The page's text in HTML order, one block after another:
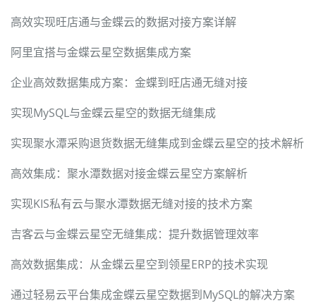
高效实现旺店通与金蝶云的数据对接方案详解
阿里宜搭与金蝶云星空数据集成方案
企业高效数据集成方案：金蝶到旺店通无缝对接
实现MySQL与金蝶云星空的数据无缝集成
实现聚水潭采购退货数据无缝集成到金蝶云星空的技术解析
高效集成：聚水潭数据对接金蝶云星空方案解析
实现KIS私有云与聚水潭数据无缝对接的技术方案
吉客云与金蝶云星空无缝集成：提升数据管理效率
高效数据集成：从金蝶云星空到领星ERP的技术实现
通过轻易云平台集成金蝶云星空数据到MySQL的解决方案